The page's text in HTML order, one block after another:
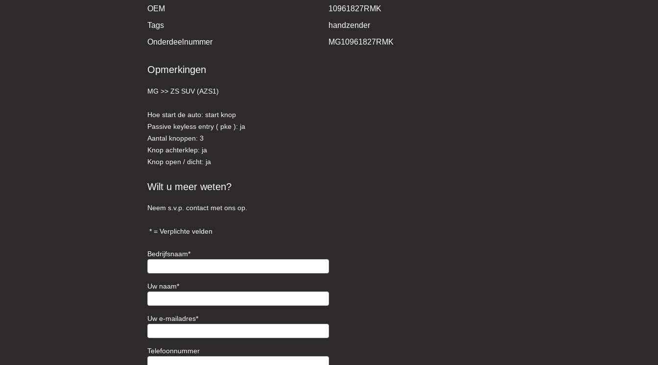
OEM
10961827RMK
Tags
handzender
Onderdeelnummer
MG10961827RMK
Opmerkingen
MG >> ZS SUV (AZS1)
Hoe start de auto: start knop
Passive keyless entry ( pke ): ja
Aantal knoppen: 3
Knop achterklep: ja
Knop open / dicht: ja
Wilt u meer weten?
Neem s.v.p. contact met ons op.
= Verplichte velden
Bedrijfsnaam
Uw naam
Uw e-mailadres
Telefoonnummer